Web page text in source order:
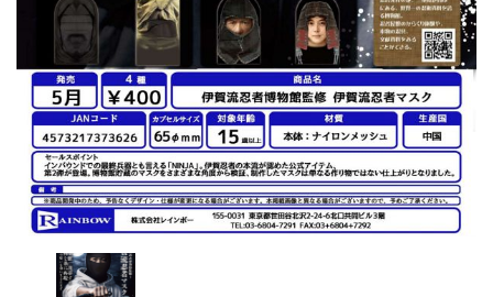
販促用カプセルトイ
よくあるご質問
ご利用ガイド
06-6282-7659